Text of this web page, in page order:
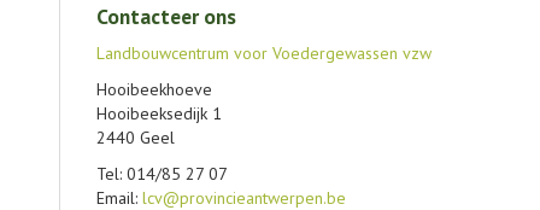
Contacteer ons
Landbouwcentrum voor Voedergewassen vzw
Hooibeekhoeve
Hooibeeksedijk 1
2440 Geel
Tel: 014/85 27 07
Email: lcv@provincieantwerpen.be